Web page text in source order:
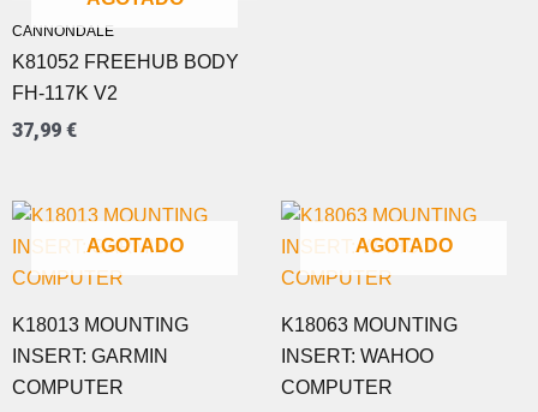
CANNONDALE
K81052 FREEHUB BODY
FH-117K V2
37,99 €
AGOTADO
K18013 MOUNTING
INSERT: GARMIN
COMPUTER
AGOTADO
K18063 MOUNTING
INSERT: WAHOO
COMPUTER